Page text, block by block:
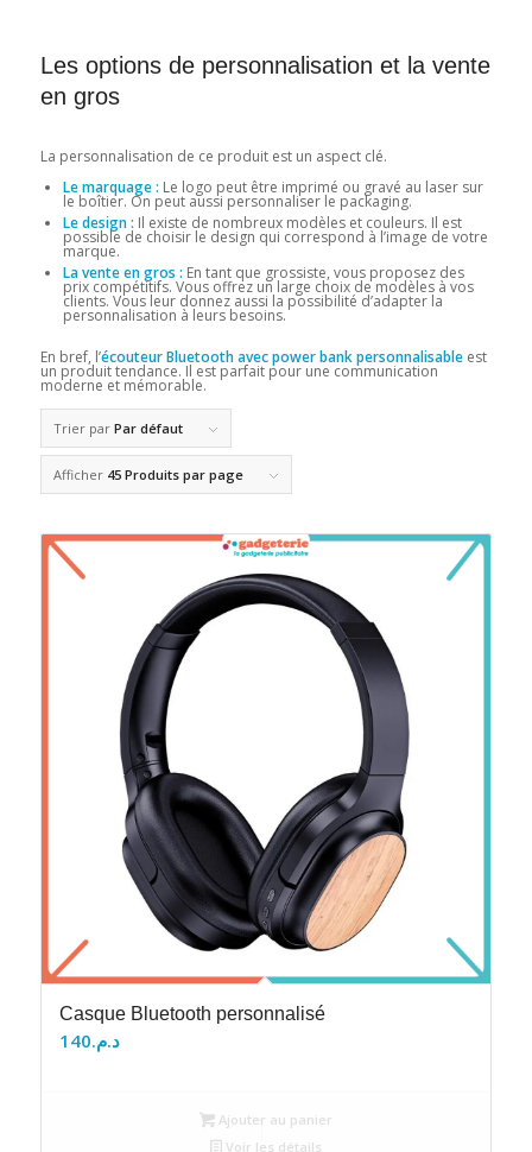
Les options de personnalisation et la vente
en gros
La personnalisation de ce produit est un aspect clé.
Le marquage : Le logo peut être imprimé ou gravé au laser sur
le boîtier. On peut aussi personnaliser le packaging.
Le design : Il existe de nombreux modèles et couleurs. Il est
possible de choisir le design qui correspond à l’image de votre
marque.
La vente en gros : En tant que grossiste, vous proposez des
prix compétitifs. Vous offrez un large choix de modèles à vos
clients. Vous leur donnez aussi la possibilité d’adapter la
personnalisation à leurs besoins.
En bref, l’écouteur Bluetooth avec power bank personnalisableest
un produit tendance. Il est parfait pour une communication
moderne et mémorable.
Trier par Par défaut
Afficher 45 Produits par page
Casque Bluetooth personnalisé
د.م.140
Ajouter au panier
Voir les détails